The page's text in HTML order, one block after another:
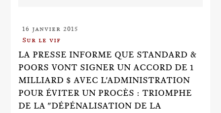
16 janvier 2015
Sur le vif
LA PRESSE INFORME QUE STANDARD &
POORS VONT SIGNER UN ACCORD DE 1
MILLIARD $ AVEC L'ADMINISTRATION
POUR ÉVITER UN PROCÈS : TRIOMPHE
DE LA "DÉPÉNALISATION DE LA